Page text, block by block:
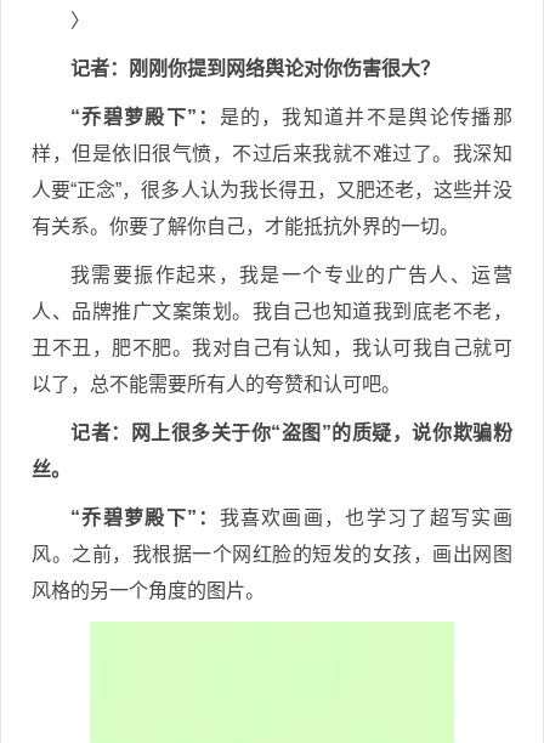
〉
记者：刚刚你提到网络舆论对你伤害很大？
“乔碧萝殿下”： 是的，我知道并不是舆论传播那
样，但是依旧很气愤，不过后来我就不难过了。我深知
人要“正念”，很多人认为我长得丑，又肥还老，这些并没
有关系。你要了解你自己，才能抵抗外界的一切。
我需要振作起来，我是一个专业的广告人、运营
人、品牌推广文案策划。我自己也知道我到底老不老，
丑不丑，肥不肥。我对自己有认知，我认可我自己就可
以了，总不能需要所有人的夸赞和认可吧。
记者：网上很多关于你“盗图”的质疑，说你欺骗粉
丝。
“乔碧萝殿下”： 我喜欢画画，也学习了超写实画
风。之前，我根据一个网红脸的短发的女孩，画出网图
风格的另一个角度的图片。